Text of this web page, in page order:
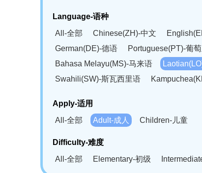
Language-语种
All-全部
Chinese(ZH)-中文
German(DE)-德语
Portuguese(PT)-葡
Bahasa Melayu(MS)-马来语
Swahili(SW)-斯瓦西里语
Apply-适用
All-全部
Adult-成人 Children-儿童
Difficulty-难度
All-全部
Elementary-初级